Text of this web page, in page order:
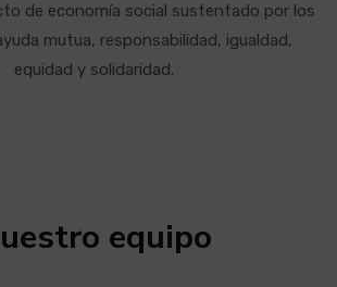
de economía social sustentado por los
mutua, responsabilidad, igualdad,
equidad y solidaridad.
equipo